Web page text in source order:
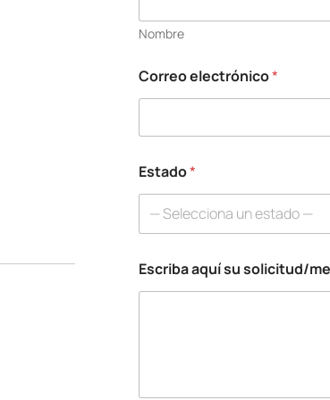
Nombre
Correo electrónico*
Estado*
— Selecciona un estado —
Escriba aquí su solicitud/